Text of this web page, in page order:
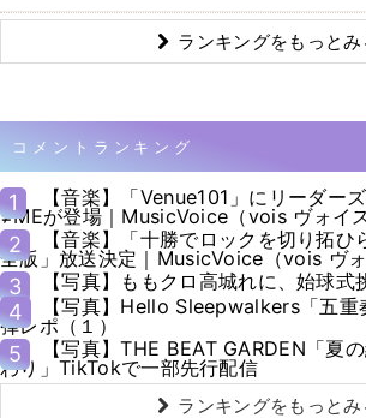
ランキングをもっとみ
コメントランキング
1
【音楽】「Venue101」にリーダー
≠MEが登場｜MusicVoice（vois ヴォイス
2
【音楽】「十勝でロックを切り拓
全版」放送決定｜MusicVoice（vois ヴォ
3
【写真】ももクロ高城れに、始球式
4
【写真】Hello Sleepwalkers「五重
弾レポ（１）
5
【写真】THE BEAT GARDEN「夏
わり」TikTokで一部先行配信
ランキングをもっとみ